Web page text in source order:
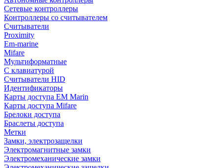
Сетевые контроллеры
Контроллеры со считывателем
Считыватели
Proximity
Em-marine
Mifare
Мультиформатные
С клавиатурой
Считыватели HID
Идентификаторы
Карты доступа EM Marin
Карты доступа Mifare
Брелоки доступа
Браслеты доступа
Метки
Замки, электрозащелки
Электромагнитные замки
Электромеханические замки